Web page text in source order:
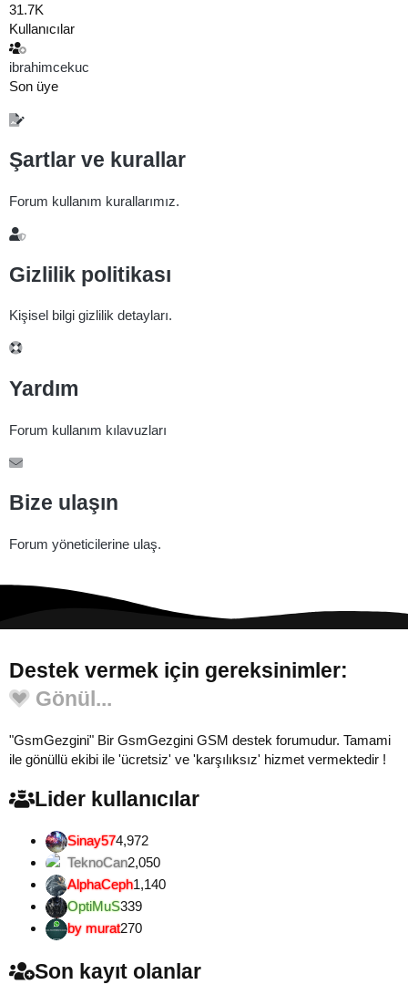
31.7K
Kullanıcılar
ibrahimcekuc
Son üye
Şartlar ve kurallar
Forum kullanım kurallarımız.
Gizlilik politikası
Kişisel bilgi gizlilik detayları.
Yardım
Forum kullanım kılavuzları
Bize ulaşın
Forum yöneticilerine ulaş.
Destek vermek için gereksinimler:
Gönül...
"GsmGezgini" Bir GsmGezgini GSM destek forumudur. Tamami
ile gönüllü ekibi ile 'ücretsiz' ve 'karşılıksız' hizmet vermektedir !
Lider kullanıcılar
Sinay574,972
TeknoCan2,050
AlphaCeph1,140
OptiMuS339
by murat270
Son kayıt olanlar